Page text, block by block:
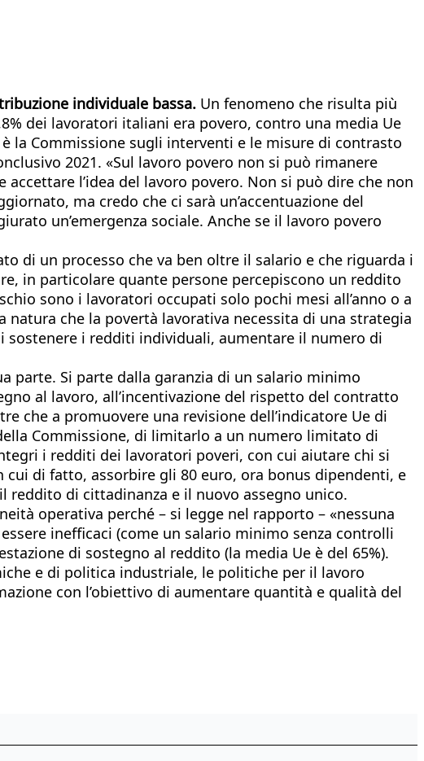
individuale bassa. Un fenomeno che risulta più
dei lavoratori italiani era povero, contro una media Ue
la Commissione sugli interventi e le misure di contrasto
2021. «Sul lavoro povero non si può rimanere
accettare l’idea del lavoro povero. Non si può dire che non
ma credo che ci sarà un’accentuazione del
un’emergenza sociale. Anche se il lavoro povero
di un processo che va ben oltre il salario e che riguarda i
in particolare quante persone percepiscono un reddito
sono i lavoratori occupati solo pochi mesi all’anno o a
che la povertà lavorativa necessita di una strategia
sostenere i redditi individuali, aumentare il numero di
parte. Si parte dalla garanzia di un salario minimo
al lavoro, all’incentivazione del rispetto del contratto
che a promuovere una revisione dell’indicatore Ue di
Commissione, di limitarlo a un numero limitato di
i redditi dei lavoratori poveri, con cui aiutare chi si
di fatto, assorbire gli 80 euro, ora bonus dipendenti, e
reddito di cittadinanza e il nuovo assegno unico.
operativa perché – si legge nel rapporto – «nessuna
inefficaci (come un salario minimo senza controlli
di sostegno al reddito (la media Ue è del 65%).
e di politica industriale, le politiche per il lavoro
con l’obiettivo di aumentare quantità e qualità del